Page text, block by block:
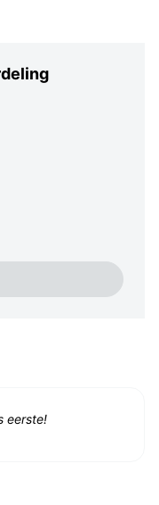
beoordeling
eerste!